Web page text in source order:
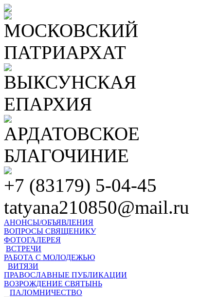
МОСКОВСКИЙ
ПАТРИАРХАТ
ВЫКСУНСКАЯ
ЕПАРХИЯ
АРДАТОВСКОЕ
БЛАГОЧИНИЕ
+7 (83179) 5-04-45
tatyana210850@mail.ru
АНОНСЫ/ОБЪЯВЛЕНИЯ
ВОПРОСЫ СВЯЩЕНИКУ
ФОТОГАЛЕРЕЯ
ВСТРЕЧИ
РАБОТА С МОЛОДЕЖЬЮ
ВИТЯЗИ
ПРАВОСЛАВНЫЕ ПУБЛИКАЦИИ
ВОЗРОЖДЕНИЕ СВЯТЫНЬ
ПАЛОМНИЧЕСТВО